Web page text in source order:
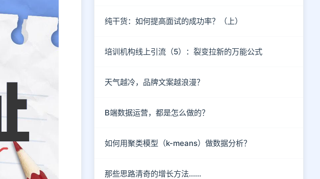
纯干货：如何提高面试的成功率？（上）
培训机构线上引流（5）：裂变拉新的万能公式
天气越冷，品牌文案越浪漫？
B端数据运营，都是怎么做的？
如何用聚类模型（k-means）做数据分析？
那些思路清奇的增长方法……